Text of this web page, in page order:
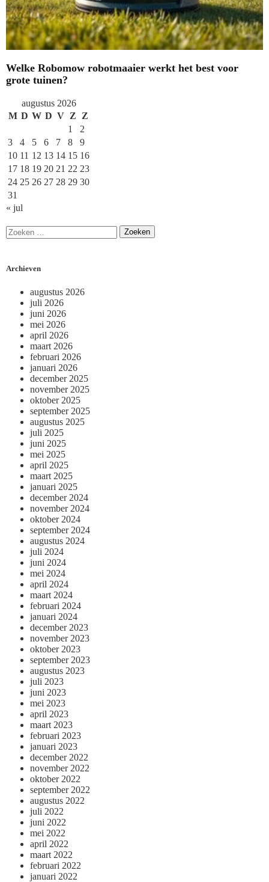
Welke Robomow robotmaaier werkt het best voor
grote tuinen?
augustus 2026
M D W D V Z Z
1
2
3
4 5 6 7 8
9
10 11 12 13 14 15 16
17 18 19 20 21 22 23
24 25 26 27 28 29 30
31
« jul
Archieven
augustus 2026
juli 2026
juni 2026
mei 2026
april 2026
maart 2026
februari 2026
januari 2026
december 2025
november 2025
oktober 2025
september 2025
augustus 2025
juli 2025
juni 2025
mei 2025
april 2025
maart 2025
januari 2025
december 2024
november 2024
oktober 2024
september 2024
augustus 2024
juli 2024
juni 2024
mei 2024
april 2024
maart 2024
februari 2024
januari 2024
december 2023
november 2023
oktober 2023
september 2023
augustus 2023
juli 2023
juni 2023
mei 2023
april 2023
maart 2023
februari 2023
januari 2023
december 2022
november 2022
oktober 2022
september 2022
augustus 2022
juli 2022
juni 2022
mei 2022
april 2022
maart 2022
februari 2022
januari 2022